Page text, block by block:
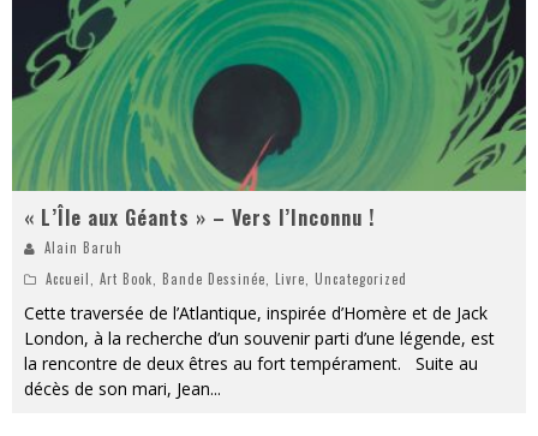
« L’Île aux Géants » – Vers l’Inconnu !
Alain Baruh
Accueil
Art Book Bande Dessinée Livre Uncategorized
Cette traversée de l’Atlantique, inspirée d’Homère et de Jack
London, à la recherche d’un souvenir parti d’une légende, est
la rencontre de deux êtres au fort tempérament. Suite au
décès de son mari, Jean...